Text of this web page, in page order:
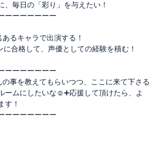
毎日の「彩り」を与えたい！
ーーーーーーー
るキャラで出演する！
合格して、声優としての経験を積む！
ーーーーーーー
事を教えてもらいつつ、ここに来て下さる
ームにしたいな☺️➕応援して頂けたら、よ
す！
ーーーーーーー